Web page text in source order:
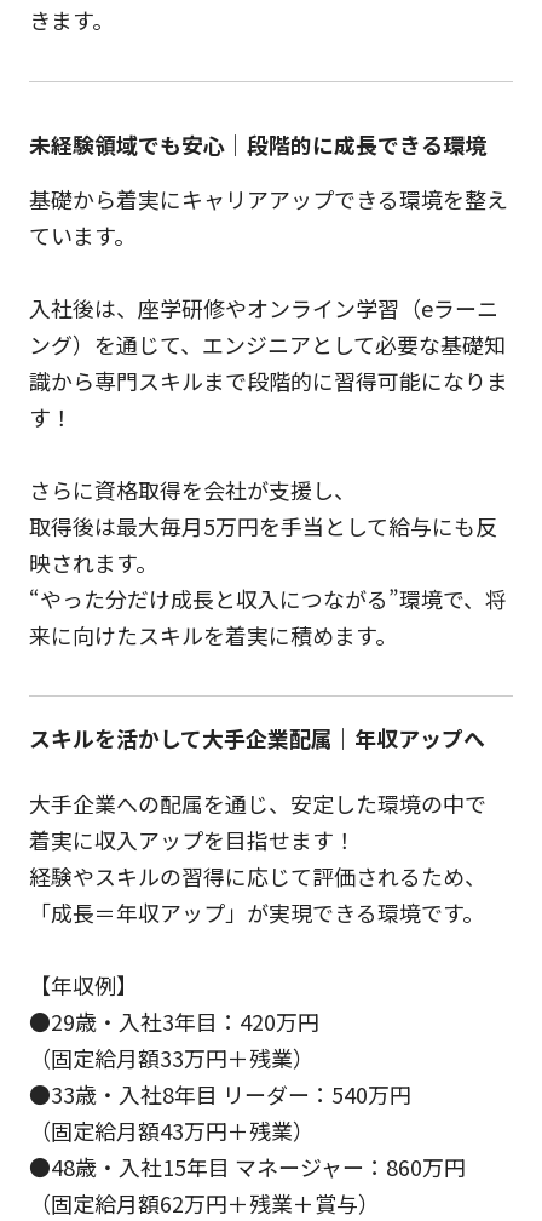
きます。
未経験領域でも安心｜段階的に成長できる環境
基礎から着実にキャリアアップできる環境を整え
ています。
入社後は、座学研修やオンライン学習（eラーニ
ング）を通じて、エンジニアとして必要な基礎知
識から専門スキルまで段階的に習得可能になりま
す！
さらに資格取得を会社が支援し、
取得後は最大毎月5万円を手当として給与にも反
映されます。
“やった分だけ成長と収入につながる”環境で、将
来に向けたスキルを着実に積めます。
スキルを活かして大手企業配属｜年収アップへ
大手企業への配属を通じ、安定した環境の中で
着実に収入アップを目指せます！
経験やスキルの習得に応じて評価されるため、
「成長＝年収アップ」が実現できる環境です。
【年収例】
●29歳・入社3年目：420万円
（固定給月額33万円＋残業）
●33歳・入社8年目 リーダー：540万円
（固定給月額43万円＋残業）
●48歳・入社15年目 マネージャー：860万円
（固定給月額62万円＋残業＋賞与）